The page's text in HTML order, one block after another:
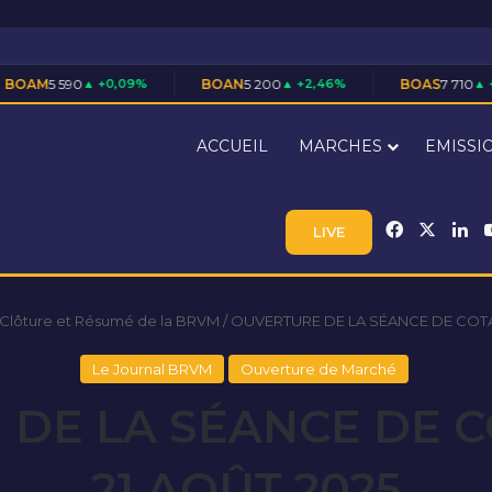
BOAN5 200 ▲ +2,46% BOAS7 710 ▲ +1,45%
ACCUEIL MARCHES
LIVE Facebook
et Résumé de la BRVM / OUVERTURE DE LA SÉANCE DE
Le Journal BRVM Ouverture de Marché